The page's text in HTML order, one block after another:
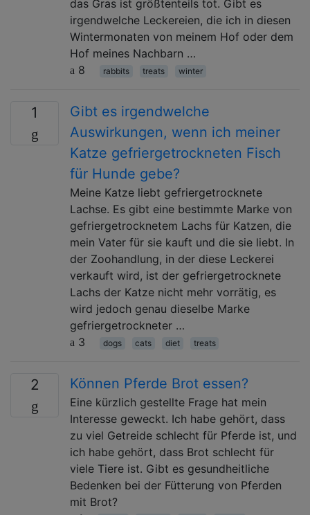
das Gras ist größtenteils tot. Gibt es
irgendwelche Leckereien, die ich in diesen
Wintermonaten von meinem Hof ​​oder dem
Hof ​​meines Nachbarn …
8
rabbits treats winter
1
Gibt es irgendwelche
Auswirkungen, wenn ich meiner
Katze gefriergetrockneten Fisch
für Hunde gebe?
Meine Katze liebt gefriergetrocknete
Lachse. Es gibt eine bestimmte Marke von
gefriergetrocknetem Lachs für Katzen, die
mein Vater für sie kauft und die sie liebt. In
der Zoohandlung, in der diese Leckerei
verkauft wird, ist der gefriergetrocknete
Lachs der Katze nicht mehr vorrätig, es
wird jedoch genau dieselbe Marke
gefriergetrockneter …
3
dogs cats diet treats
2 Können Pferde Brot essen?
Eine kürzlich gestellte Frage hat mein
Interesse geweckt. Ich habe gehört, dass
zu viel Getreide schlecht für Pferde ist, und
ich habe gehört, dass Brot schlecht für
viele Tiere ist. Gibt es gesundheitliche
Bedenken bei der Fütterung von Pferden
mit Brot?